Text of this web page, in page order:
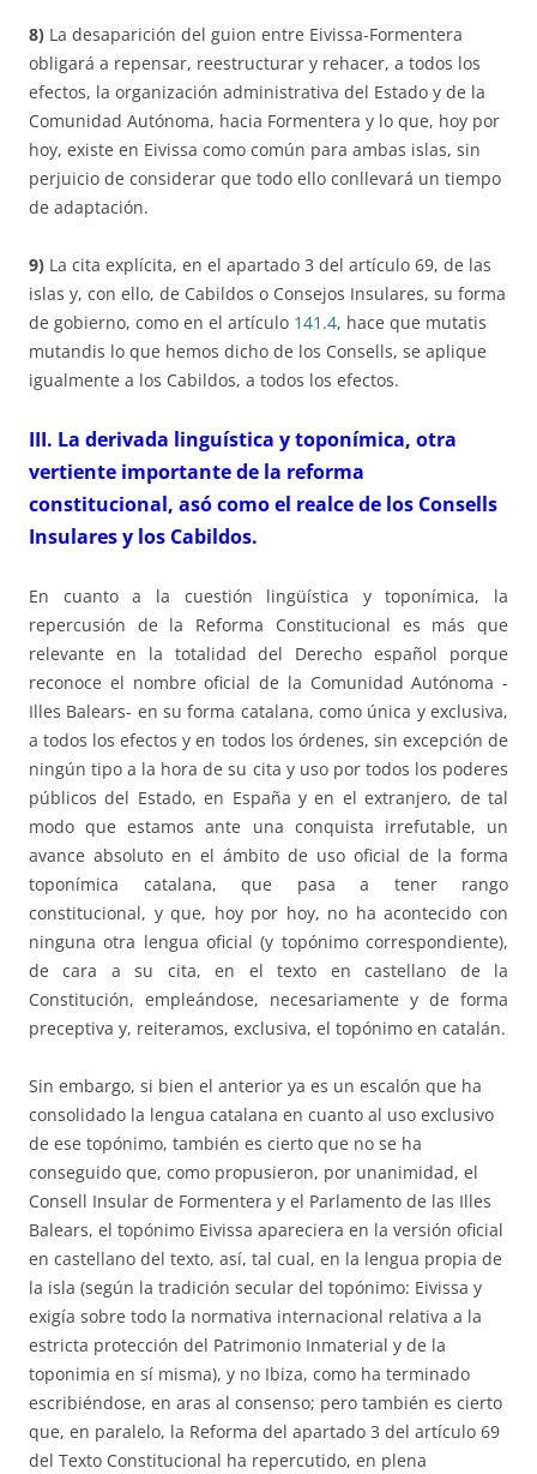
8) La desaparición del guion entre Eivissa-Formentera
obligará a repensar, reestructurar y rehacer, a todos los
efectos, la organización administrativa del Estado y de la
Comunidad Autónoma, hacia Formentera y lo que, hoy por
hoy, existe en Eivissa como común para ambas islas, sin
perjuicio de considerar que todo ello conllevará un tiempo
de adaptación.
9) La cita explícita, en el apartado 3 del artículo 69, de las
islas y, con ello, de Cabildos o Consejos Insulares, su forma
de gobierno, como en el artículo 141.4, hace que mutatis
mutandis lo que hemos dicho de los Consells, se aplique
igualmente a los Cabildos, a todos los efectos.
III. La derivada linguística y toponímica, otra
vertiente importante de la reforma
constitucional, asó como el realce de los Consells
Insulares y los Cabildos.
En cuanto a la cuestión lingüística y toponímica, la
repercusión de la Reforma Constitucional es más que
relevante en la totalidad del Derecho español porque
reconoce el nombre oficial de la Comunidad Autónoma -
Illes Balears- en su forma catalana, como única y exclusiva,
a todos los efectos y en todos los órdenes, sin excepción de
ningún tipo a la hora de su cita y uso por todos los poderes
públicos del Estado, en España y en el extranjero, de tal
modo que estamos ante una conquista irrefutable, un
avance absoluto en el ámbito de uso oficial de la forma
toponímica catalana, que pasa a tener rango
constitucional, y que, hoy por hoy, no ha acontecido con
ninguna otra lengua oficial (y topónimo correspondiente),
de cara a su cita, en el texto en castellano de la
Constitución, empleándose, necesariamente y de forma
preceptiva y, reiteramos, exclusiva, el topónimo en catalán.
Sin embargo, si bien el anterior ya es un escalón que ha
consolidado la lengua catalana en cuanto al uso exclusivo
de ese topónimo, también es cierto que no se ha
conseguido que, como propusieron, por unanimidad, el
Consell Insular de Formentera y el Parlamento de las Illes
Balears, el topónimo Eivissa apareciera en la versión oficial
en castellano del texto, así, tal cual, en la lengua propia de
la isla (según la tradición secular del topónimo: Eivissa y
exigía sobre todo la normativa internacional relativa a la
estricta protección del Patrimonio Inmaterial y de la
toponimia en sí misma), y no Ibiza, como ha terminado
escribiéndose, en aras al consenso; pero también es cierto
que, en paralelo, la Reforma del apartado 3 del artículo 69
del Texto Constitucional ha repercutido, en plena